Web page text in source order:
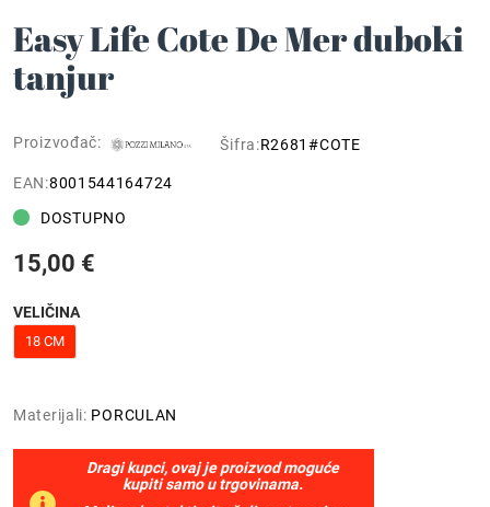
Easy Life Cote De Mer duboki
tanjur
Proizvođač: Šifra:R2681#COTE
EAN:8001544164724
DOSTUPNO
15,00 €
VELIČINA
18 CM
Materijali: PORCULAN
Dragi kupci, ovaj je proizvod moguće
kupiti samo u trgovinama.